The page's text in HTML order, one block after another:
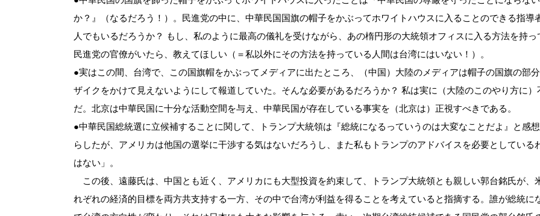
か？』（なるだろう！）。民進党の中に、中華民国国旗の帽子をかぶってホワイトハウスに入ることのできる指導
人でもいるだろうか？ もし、私のように最高の儀礼を受けながら、あの楕円形の大統領オフィスに入る方法を持っ
民進党の官僚がいたら、教えてほしい（＝私以外にその方法を持っている人間は台湾にはいない！）。
●実はこの間、台湾で、この国旗帽をかぶってメディアに出たところ、（中国）大陸のメディアは帽子の国旗の部
ザイクをかけて見えないようにして報道していた。そんな必要があるだろうか？ 私は実に（大陸のこのやり方に）
だ。北京は中華民国に十分な活動空間を与え、中華民国が存在している事実を（北京は）正視すべきである。
●中華民国総統選に立候補することに関して、トランプ大統領は『総統になるっていうのは大変なことだよ』と感
らしたが、アメリカは他国の選挙に干渉する気はないだろうし、また私もトランプのアドバイスを必要としている
はない」。
この後、遠藤氏は、中国とも近く、アメリカにも大型投資を約束して、トランプ大統領とも親しい郭台銘氏が、
れぞれの経済的目標を両方共支持する一方、その中で台湾が利益を得ることを考えていると指摘する。誰が総統に